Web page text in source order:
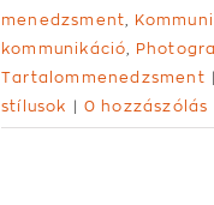
menedzsment
kommunikáció
Tartalommenedzsment |
stílusok
| 0 hozzászólás